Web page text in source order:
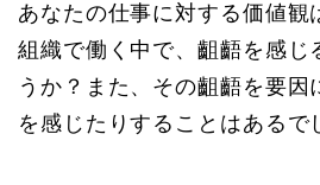
あなたの仕事に対する価値観
組織で働く中で、齟齬を感じ
うか？また、その齟齬を要因
を感じたりすることはあるで